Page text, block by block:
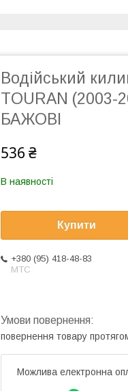
Водійський
TOURAN (2003-
БАЖОВІ
536 ₴
В наявності
Купити
+380 (95) 418-48-83
МТС
повернення товару